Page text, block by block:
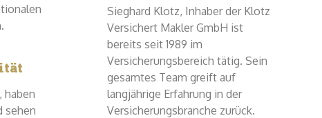
haben
sehen
Sieghard Klotz, Inhaber der Klotz
Versichert Makler GmbH ist
bereits seit 1989 im
Versicherungsbereich tätig. Sein
gesamtes Team greift auf
langjährige Erfahrung in der
Versicherungsbranche zurück.